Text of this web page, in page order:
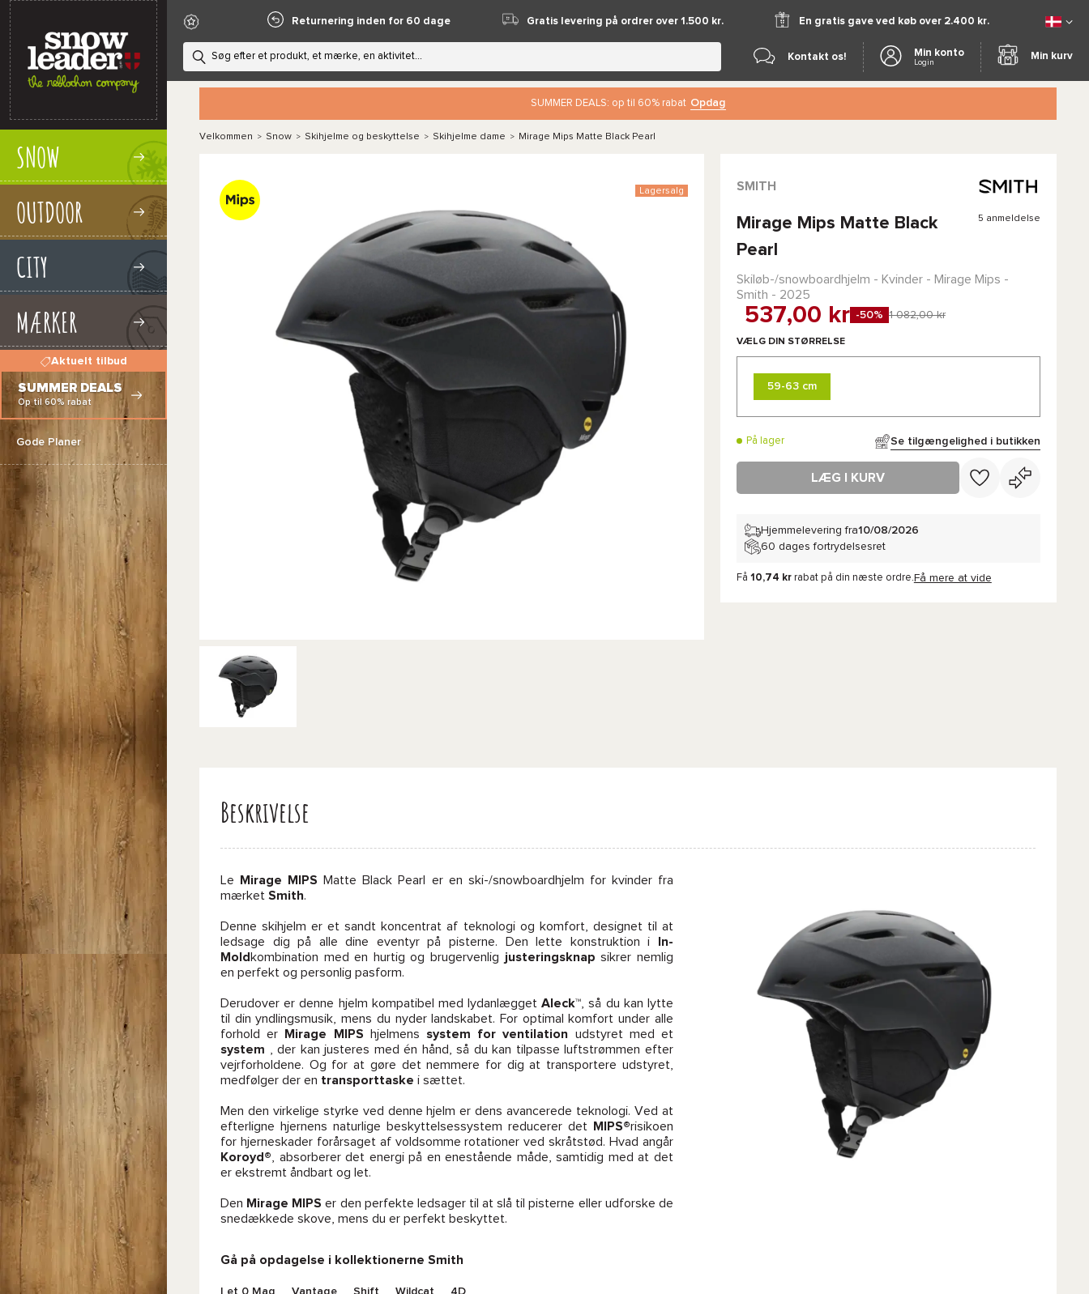
SNOW
OUTDOOR
CITY
MÆRKER
Aktuelt tilbud
SUMMER DEALS
Op til 60% rabat
Gode Planer
Returnering inden for 60 dage Gratis levering på ordrer over 1.500 kr. En gratis gave ved køb over 2.400 kr.
Kontakt os! Min konto
Login
Min kurv
SUMMER DEALS: op til 60% rabat Opdag
Velkommen > Snow > Skihjelme og beskyttelse > Skihjelme dame > Mirage Mips Matte Black Pearl
Lagersalg SMITH
Mirage Mips Matte Black
Pearl
5 anmeldelse
Skiløb-/snowboardhjelm - Kvinder - Mirage Mips -
Smith - 2025
537,00 kr -50% 1 082,00 kr
VÆLG DIN STØRRELSE
59-63 cm
På lager Se tilgængelighed i butikken
LÆG I KURV
Hjemmelevering fra10/08/2026
60 dages fortrydelsesret
Få 10,74 kr rabat på din næste ordre. Få mere at vide
Beskrivelse
Le Mirage MIPS Matte Black Pearl er en ski-/snowboardhjelm for kvinder fra
mærket Smith.
Denne skihjelm er et sandt koncentrat af teknologi og komfort, designet til at
ledsage dig på alle dine eventyr på pisterne. Den lette konstruktion i
In-
Mold kombination med en hurtig og brugervenlig justeringsknap sikrer nemlig
en perfekt og personlig pasform.
Derudover er denne hjelm kompatibel med lydanlæggetAleck™ , så du kan lytte
til din yndlingsmusik, mens du nyder landskabet. For optimal komfort under alle
forhold er
Mirage MIPS hjelmens system for ventilation udstyret med et
system , der kan justeres med én hånd, så du kan tilpasse luftstrømmen efter
vejrforholdene. Og for at gøre det nemmere for dig at transportere udstyret,
medfølger der en transporttaske i sættet.
Men den virkelige styrke ved denne hjelm er dens avancerede teknologi. Ved at
efterligne hjernens naturlige beskyttelsessystem reducerer det
MIPS®risikoen
for hjerneskader forårsaget af voldsomme rotationer ved skråtstød. Hvad angår
Koroyd® , absorberer det energi på en enestående måde, samtidig med at det
er ekstremt åndbart og let.
Den Mirage MIPS er den perfekte ledsager til at slå til pisterne eller udforske de
snedækkede skove, mens du er perfekt beskyttet.
Gå på opdagelse i kollektionerne Smith
I et 0 Mag Vantage Shift Wildcat 4D